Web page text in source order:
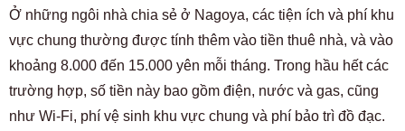
Ở những ngôi nhà chia sẻ ở Nagoya, các tiện ích và phí khu
vực chung thường được tính thêm vào tiền thuê nhà, và vào
khoảng 8.000 đến 15.000 yên mỗi tháng. Trong hầu hết các
trường hợp, số tiền này bao gồm điện, nước và gas, cũng
như Wi-Fi, phí vệ sinh khu vực chung và phí bảo trì đồ đạc.